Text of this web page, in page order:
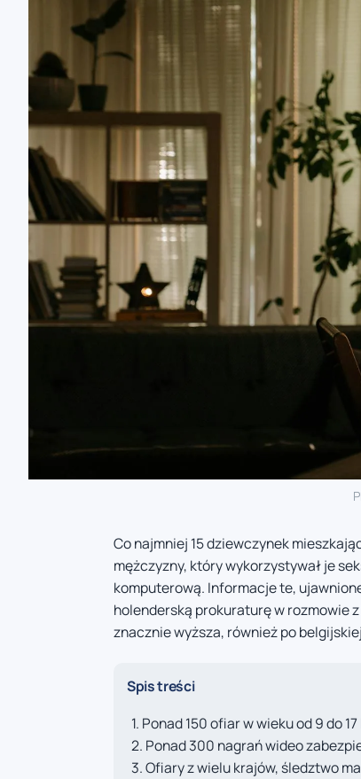
zaobserwuj nas
Co najmniej 15 dziewczynek
mężczyzny, który wykorzystywał je
komputerową. Informacje te,
holenderską prokuraturę w rozmowie
znacznie wyższa, również po
Spis treści
Ponad 150 ofiar w wieku od 9 do
Ponad 300 nagrań wideo
Ofiary z wielu krajów, śledztwo